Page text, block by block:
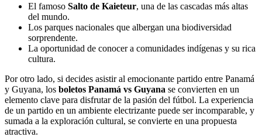
El famoso Salto de Kaieteur, una de las cascadas más altas
del mundo.
Los parques nacionales que albergan una biodiversidad
sorprendente.
La oportunidad de conocer a comunidades indígenas y su rica
cultura.
Por otro lado, si decides asistir al emocionante partido entre Panamá
y Guyana, los boletos Panamá vs Guyana se convierten en un
elemento clave para disfrutar de la pasión del fútbol. La experiencia
de un partido en un ambiente electrizante puede ser incomparable, y
sumada a la exploración cultural, se convierte en una propuesta
atractiva.